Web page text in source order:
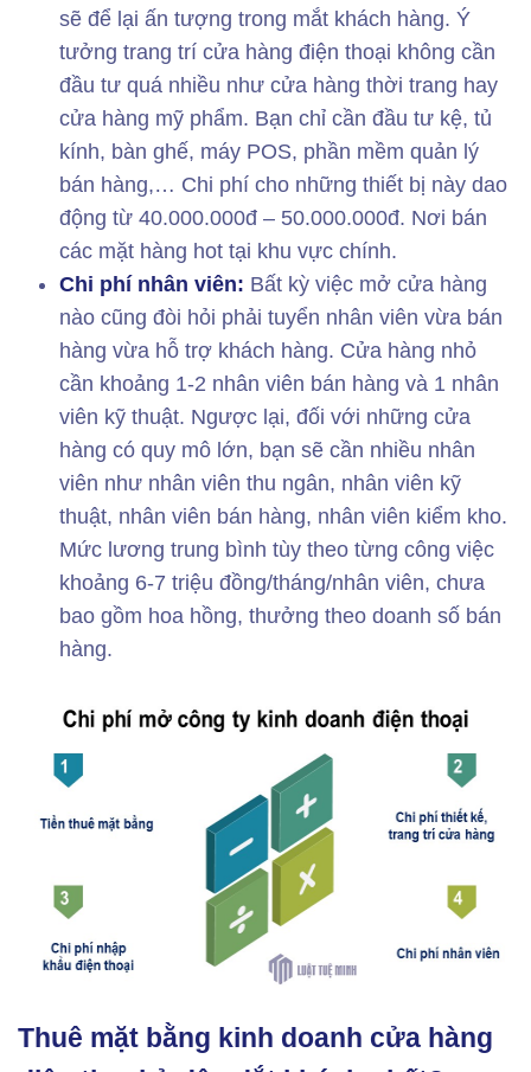
sẽ để lại ấn tượng trong mắt khách hàng. Ý
tưởng trang trí cửa hàng điện thoại không cần
đầu tư quá nhiều như cửa hàng thời trang hay
cửa hàng mỹ phẩm. Bạn chỉ cần đầu tư kệ, tủ
kính, bàn ghế, máy POS, phần mềm quản lý
bán hàng,… Chi phí cho những thiết bị này dao
động từ 40.000.000đ – 50.000.000đ. Nơi bán
các mặt hàng hot tại khu vực chính.
Chi phí nhân viên: Bất kỳ việc mở cửa hàng
nào cũng đòi hỏi phải tuyển nhân viên vừa bán
hàng vừa hỗ trợ khách hàng. Cửa hàng nhỏ
cần khoảng 1-2 nhân viên bán hàng và 1 nhân
viên kỹ thuật. Ngược lại, đối với những cửa
hàng có quy mô lớn, bạn sẽ cần nhiều nhân
viên như nhân viên thu ngân, nhân viên kỹ
thuật, nhân viên bán hàng, nhân viên kiểm kho.
Mức lương trung bình tùy theo từng công việc
khoảng 6-7 triệu đồng/tháng/nhân viên, chưa
bao gồm hoa hồng, thưởng theo doanh số bán
hàng.
Thuê mặt bằng kinh doanh cửa hàng